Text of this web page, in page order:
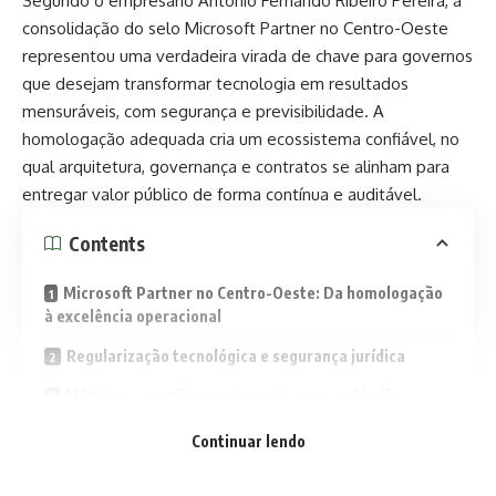
consolidação do selo Microsoft Partner no Centro-Oeste
representou uma verdadeira virada de chave para governos
que desejam transformar tecnologia em resultados
mensuráveis, com segurança e previsibilidade. A
homologação adequada cria um ecossistema confiável, no
qual arquitetura, governança e contratos se alinham para
entregar valor público de forma contínua e auditável.
Contents
Microsoft Partner no Centro-Oeste: Da homologação
à excelência operacional
Regularização tecnológica e segurança jurídica
Ao integrar padrões técnicos, políticas de compliance e
Continuar lendo